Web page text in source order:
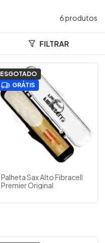
6 produtos
FILTRAR
ESGOTADO
GRÁTIS
Palheta Sax Alto Fibracell
Premier Original